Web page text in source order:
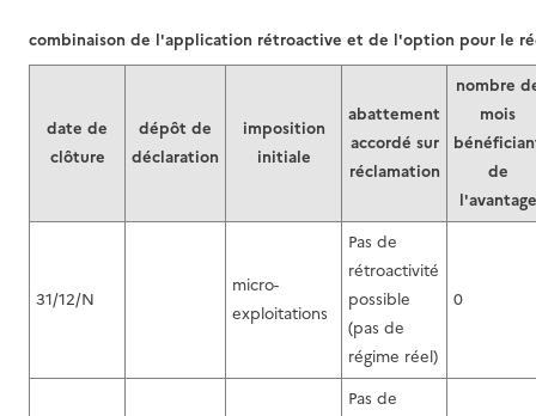
date de
clôture
dépôt de
déclaration
imposition
initiale
abattement
accordé sur
réclamation
nombre
mois
de
l'avantage
31/12/N
micro-
exploitations
Pas de
rétroactivité
possible
(pas de
régime réel)
0
Pas de
combinaison de l'application rétroactive et de l'option pour le